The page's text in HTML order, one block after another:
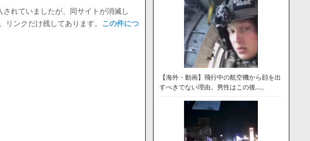
れていましたが、同サイトが消滅し
ンクだけ残してあります。 この件につ
【海外・動画】飛行中の航空機から顔を出
すべきでない理由。男性はこの後….。